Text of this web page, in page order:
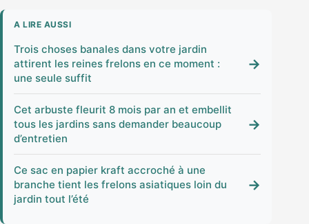
A LIRE AUSSI
Trois choses banales dans votre jardin
attirent les reines frelons en ce moment :
une seule suffit
→
Cet arbuste fleurit 8 mois par an et embellit
tous les jardins sans demander beaucoup
d’entretien
→
Ce sac en papier kraft accroché à une
branche tient les frelons asiatiques loin du
jardin tout l’été
→